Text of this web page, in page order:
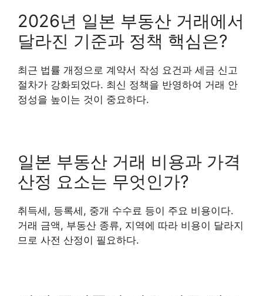
2026년 일본 부동산 거래에서
달라진 기준과 정책 핵심은?
최근 법률 개정으로 계약서 작성 요건과 세금 신고
절차가 강화되었다. 최신 정책을 반영하여 거래 안
정성을 높이는 것이 중요하다.
일본 부동산 거래 비용과 가격
산정 요소는 무엇인가?
취득세, 등록세, 중개 수수료 등이 주요 비용이다.
거래 금액, 부동산 종류, 지역에 따라 비용이 달라지
므로 사전 산정이 필요하다.